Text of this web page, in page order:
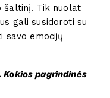
šaltinį. Tik nuolat
gali susidoroti su
savo emocijų
pagrindinės